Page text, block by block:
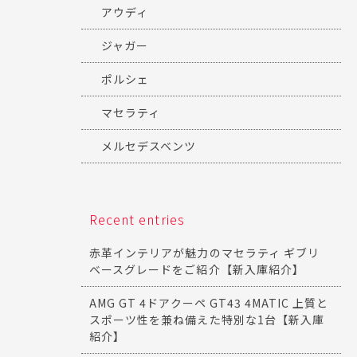
アウディ
ジャガー
ポルシェ
マセラティ
メルセデスベンツ
Recent entries
赤革インテリアが魅力のマセラティ ギブリ
ベースグレードをご紹介【新入庫紹介】
AMG GT 4ドアクーペ GT43 4MATIC 上質と
スポーツ性を兼ね備えた特別な1台【新入庫
紹介】